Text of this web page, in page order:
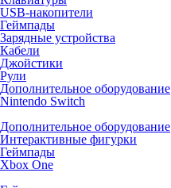
USB-накопители
Геймпады
Зарядные устройства
Кабели
Джойстики
Рули
Дополнительное оборудование
Nintendo Switch
Дополнительное оборудование
Интерактивные фигурки
Геймпады
Xbox One